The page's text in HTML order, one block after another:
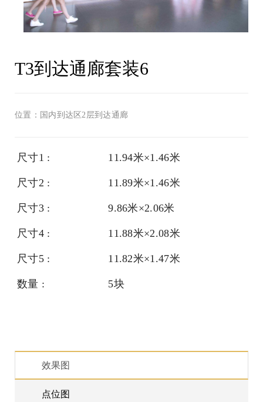
T3到达通廊套装6
位置：国内到达区2层到达通廊
尺寸1 : 11.94米×1.46米
尺寸2 : 11.89米×1.46米
尺寸3 : 9.86米×2.06米
尺寸4 : 11.88米×2.08米
尺寸5 : 11.82米×1.47米
数量 : 5块
效果图
点位图